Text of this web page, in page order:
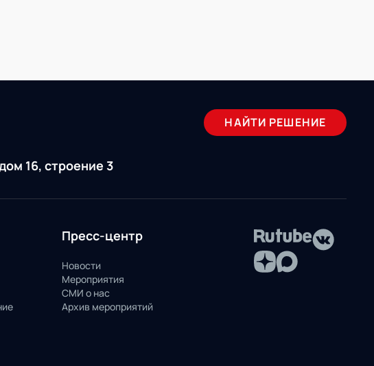
16, строение 3
НАЙТИ РЕШЕНИЕ
Пресс-центр
Новости
Мероприятия
СМИ о нас
Архив мероприятий